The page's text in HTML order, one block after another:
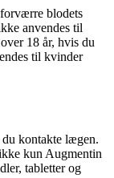
blodets
anvendes til
18 år, hvis du
til kvinder
kontakte lægen.
kun Augmentin
tabletter og